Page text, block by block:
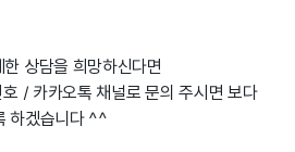
상담을 희망하신다면
/ 카카오톡 채널로 문의 주시면 보다
하겠습니다 ^^